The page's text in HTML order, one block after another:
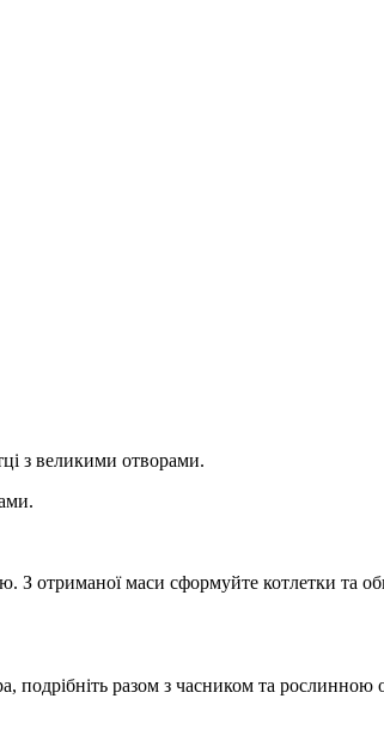
з великими отворами.
З отриманої маси сформуйте котлетки та
подрібніть разом з часником та